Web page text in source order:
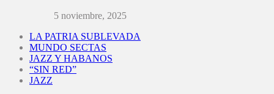
5 noviembre, 2025
LA PATRIA SUBLEVADA
MUNDO SECTAS
JAZZ Y HABANOS
“SIN RED”
JAZZ